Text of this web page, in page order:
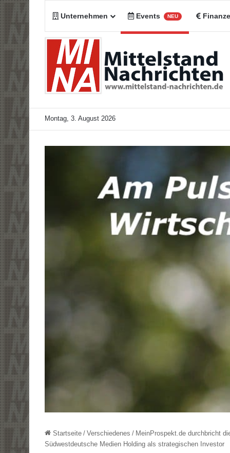
Unternehmen Events NEU
Montag, 3. August 2026
Startseite / Verschiedenes / MeinProspekt.de durchbricht
Südwestdeutsche Medien Holding als strategischen Investor